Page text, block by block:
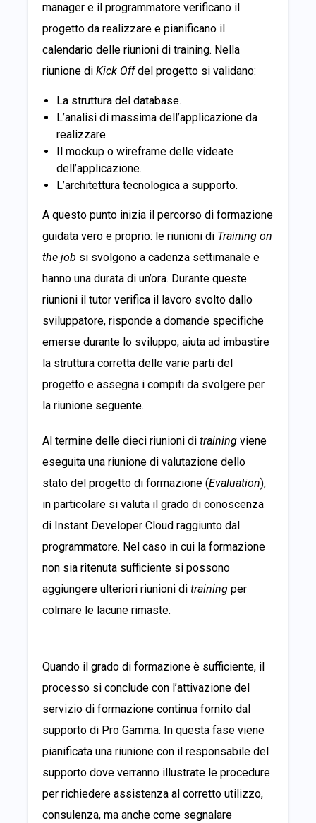
manager e il programmatore verificano il
progetto da realizzare e pianificano il
calendario delle riunioni di training. Nella
riunione di Kick Offdel progetto si validano:
La struttura del database.
L’analisi di massima dell’applicazione da
realizzare.
Il mockup o wireframe delle videate
dell’applicazione.
L’architettura tecnologica a supporto.
A questo punto inizia il percorso di formazione
guidata vero e proprio: le riunioni di Training on
the job si svolgono a cadenza settimanale e
hanno una durata di un’ora. Durante queste
riunioni il tutor verifica il lavoro svolto dallo
sviluppatore, risponde a domande specifiche
emerse durante lo sviluppo, aiuta ad imbastire
la struttura corretta delle varie parti del
progetto e assegna i compiti da svolgere per
la riunione seguente.
Al termine delle dieci riunioni di training viene
eseguita una riunione di valutazione dello
stato del progetto di formazione (Evaluation),
in particolare si valuta il grado di conoscenza
di Instant Developer Cloud raggiunto dal
programmatore. Nel caso in cui la formazione
non sia ritenuta sufficiente si possono
aggiungere ulteriori riunioni di training per
colmare le lacune rimaste.
Quando il grado di formazione è sufficiente, il
processo si conclude con l’attivazione del
servizio di formazione continua fornito dal
supporto di Pro Gamma. In questa fase viene
pianificata una riunione con il responsabile del
supporto dove verranno illustrate le procedure
per richiedere assistenza al corretto utilizzo,
consulenza, ma anche come segnalare